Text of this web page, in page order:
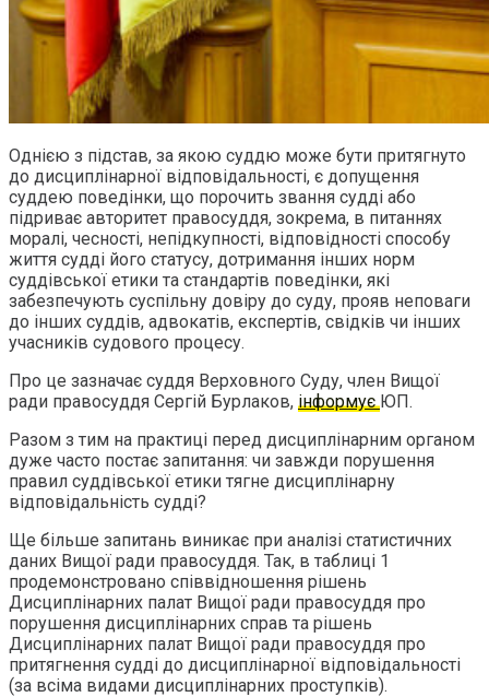
Однією з підстав, за якою суддю може бути притягнуто
до дисциплінарної відповідальності, є допущення
суддею поведінки, що порочить звання судді або
підриває авторитет правосуддя, зокрема, в питаннях
моралі, чесності, непідкупності, відповідності способу
життя судді його статусу, дотримання інших норм
суддівської етики та стандартів поведінки, які
забезпечують суспільну довіру до суду, прояв неповаги
до інших суддів, адвокатів, експертів, свідків чи інших
учасників судового процесу.
Про це зазначає суддя Верховного Суду, член Вищої
ради правосуддя Сергій Бурлаков, інформуєЮП.
Разом з тим на практиці перед дисциплінарним органом
дуже часто постає запитання: чи завжди порушення
правил суддівської етики тягне дисциплінарну
відповідальність судді?
Ще більше запитань виникає при аналізі статистичних
даних Вищої ради правосуддя. Так, в таблиці 1
продемонстровано співвідношення рішень
Дисциплінарних палат Вищої ради правосуддя про
порушення дисциплінарних справ та рішень
Дисциплінарних палат Вищої ради правосуддя про
притягнення судді до дисциплінарної відповідальності
(за всіма видами дисциплінарних проступків).